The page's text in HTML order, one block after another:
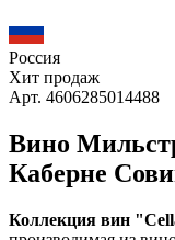
Россия
Хит продаж
Арт. 4606285014488
Вино
Каберне
Коллекция вин